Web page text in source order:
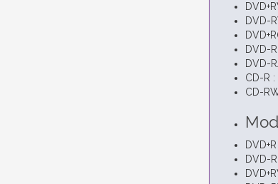
DVD-
DVD-
DVD-
CD-R :
CD-
DVD-